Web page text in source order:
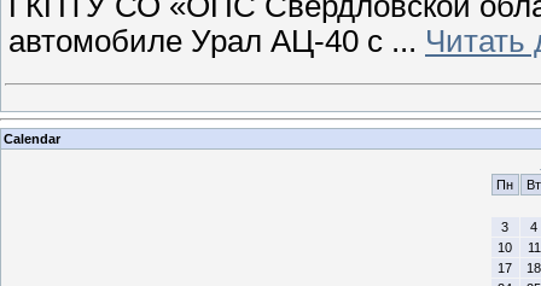
автомобиле Урал АЦ-40 с ... Читать
Calendar
Пн
Вт
3
4
10
11
17
18